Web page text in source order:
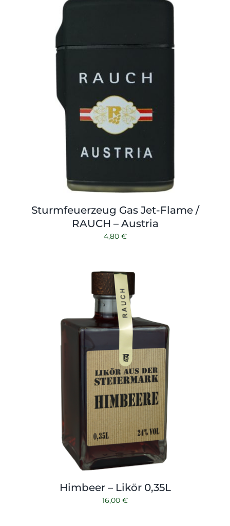
Zubehör
Sturmfeuerzeug Gas Jet-Flame /
RAUCH – Austria
4,80 €
Himbeer – Likör 0,35L
16,00 €